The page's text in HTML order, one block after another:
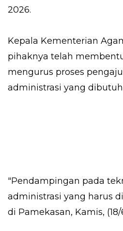
2026.
Kepala Kementerian
pihaknya telah
mengurus proses
administrasi yang
"Pendampingan pada
administrasi yang harus
di Pamekasan, Kamis, (18/